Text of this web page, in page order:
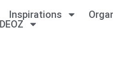
Inspirations